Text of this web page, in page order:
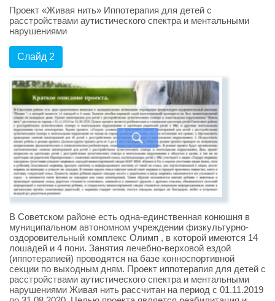
Проект «Живая нить» Иппотерапия для детей с
расстройствами аутистического спектра и ментальными
нарушениями
Слайд 2
В Советском районе есть одна-единственная конюшня в
муниципальном автономном учреждении физкультурно-
оздоровительный комплекс Олимп , в которой имеются 14
лошадей и 4 пони. Занятия лечебно-верховой ездой
(иппотерапией) проводятся на базе конноспортивной
секции по выходным дням. Проект иппотерапия для детей с
расстройствами аутистического спектра и ментальными
нарушениями Живая нить рассчитан на период с 01.11.2019